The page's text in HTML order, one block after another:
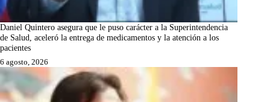
Daniel Quintero asegura que le puso carácter a la Superintendencia
de Salud, aceleró la entrega de medicamentos y la atención a los
pacientes
6 agosto, 2026